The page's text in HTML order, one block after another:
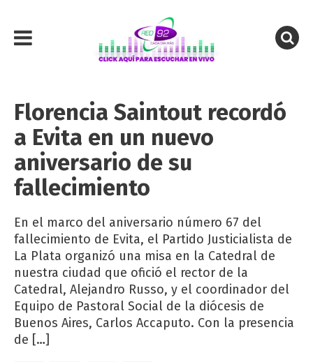
Florencia Saintout recordó
a Evita en un nuevo
aniversario de su
fallecimiento
En el marco del aniversario número 67 del
fallecimiento de Evita, el Partido Justicialista de
La Plata organizó una misa en la Catedral de
nuestra ciudad que ofició el rector de la
Catedral, Alejandro Russo, y el coordinador del
Equipo de Pastoral Social de la diócesis de
Buenos Aires, Carlos Accaputo. Con la presencia
de […]